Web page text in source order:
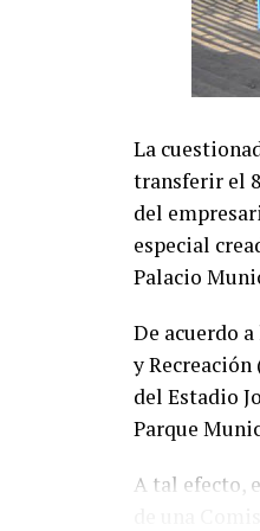
La
transferir el
del
especial
Palacio
De acuerdo
y
del Estadio
Parque
A tal efecto,